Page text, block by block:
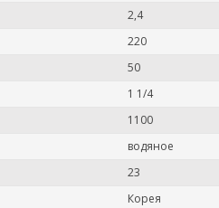
2,4
220
50
1 1/4
1100
водяное
23
Корея